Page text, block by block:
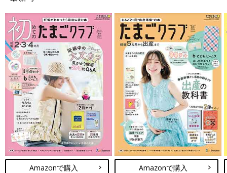
Amazonで購入 Amazonで購入